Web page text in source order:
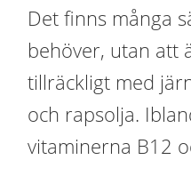
Det finns många
behöver, utan att
tillräckligt med
och rapsolja.
vitaminerna B12